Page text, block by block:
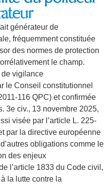
générateur de
fréquemment constituée
des normes de protection
le champ.
de vigilance
le Conseil constitutionnel
116 QPC) et confirmée
3e civ., 13 novembre 2025,
visée par l’article L. 225-
par la directive européenne
obligations comme le
des enjeux
l’article 1833 du Code civil,
la lutte contre la